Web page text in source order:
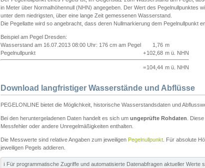
in Meter über Normalhöhennull (NHN) angegeben. Der Wert des Pegelnullpunktes
unter dem niedrigsten, über eine lange Zeit gemessenen Wasserstand.
Die Pegellatte wird so angebracht, dass deren Nullmarkierung dem Pegelnullpunkt
Beispiel am Pegel Dresden:
Wasserstand am 16.07.2013 08:00 Uhr: 176 cm am Pegel
1,76 m
Pegelnullpunkt
+102,68 m ü. NHN
=104,44 m ü. NHN
Download langfristiger Wasserstände und Abflüsse
PEGELONLINE bietet die Möglichkeit, historische Wasserstandsdaten und
Bei den heruntergeladenen Daten handelt es sich um ungeprüfte Rohdaten .
Messfehler oder andere Unregelmäßigkeiten enthalten.
Die Messwerte sind relative Angaben zum jeweiligen Pegelnullpunkt . Für absolute
jeweiligen Pegels addieren.
ℹ️ Für programmatische Zugriffe und automatisierte Datenabfragen aktueller Werte